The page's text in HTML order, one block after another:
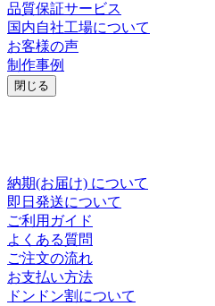
品質保証サービス
国内自社工場について
お客様の声
制作事例
閉じる
納期(お届け) について
即日発送について
ご利用ガイド
よくある質問
ご注文の流れ
お支払い方法
ドンドン割について